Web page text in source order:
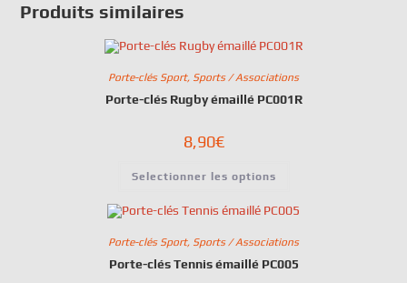
Produits similaires
Porte-clés Sport, Sports / Associations
Porte-clés Rugby émaillé PC001R
8,90€
Selectionner les options
Porte-clés Sport, Sports / Associations
Porte-clés Tennis émaillé PC005